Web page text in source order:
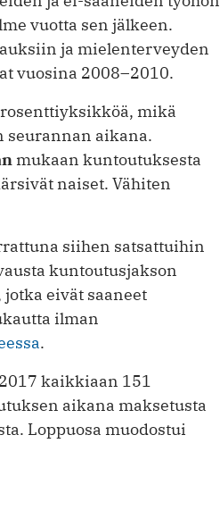
vuotta sen jälkeen.
ja mielenterveyden
vuosina 2008–2010.
mikä
seurannan aikana.
mukaan kuntoutuksesta
naiset. Vähiten
siihen satsattuihin
kuntoutusjakson
eivät saaneet
ilman
.
kaikkiaan 151
aikana maksetusta
Loppuosa muodostui